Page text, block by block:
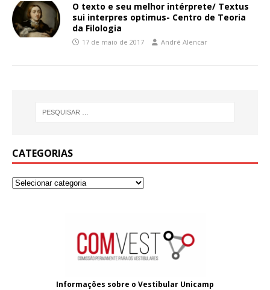
O texto e seu melhor intérprete/ Textus
sui interpres optimus- Centro de Teoria
da Filologia
17 de maio de 2017 André Alencar
CATEGORIAS
Informações sobre o Vestibular Unicamp